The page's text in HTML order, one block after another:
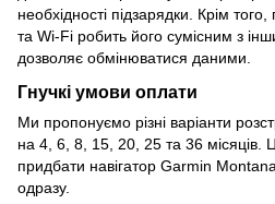
необхідності підзарядки. Крім
та Wi-Fi робить його сумісним з
дозволяє обмінюватися даними.
Гнучкі умови оплати
Ми пропонуємо різні варіанти
на 4, 6, 8, 15, 20, 25 та 36 місяців.
придбати навігатор Garmin
одразу.